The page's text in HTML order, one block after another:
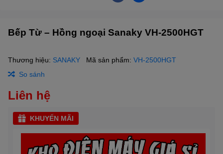
Bếp Từ – Hồng ngoại Sanaky VH-2500HGT
Thương hiệu: SANAKY Mã sản phẩm: VH-2500HGT
So sánh
Liên hệ
KHUYẾN MÃI